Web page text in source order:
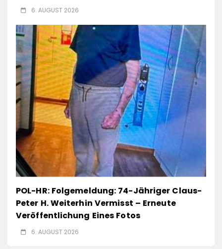
6. AUGUST 2026
POL-HR: Folgemeldung: 74-Jähriger Claus-
Peter H. Weiterhin Vermisst – Erneute
Veröffentlichung Eines Fotos
6. AUGUST 2026